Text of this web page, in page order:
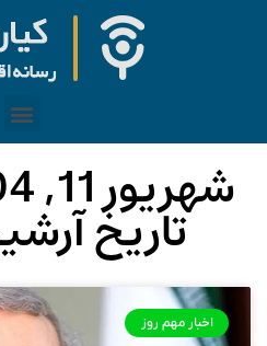
تاریخ
اخبار مهم روز